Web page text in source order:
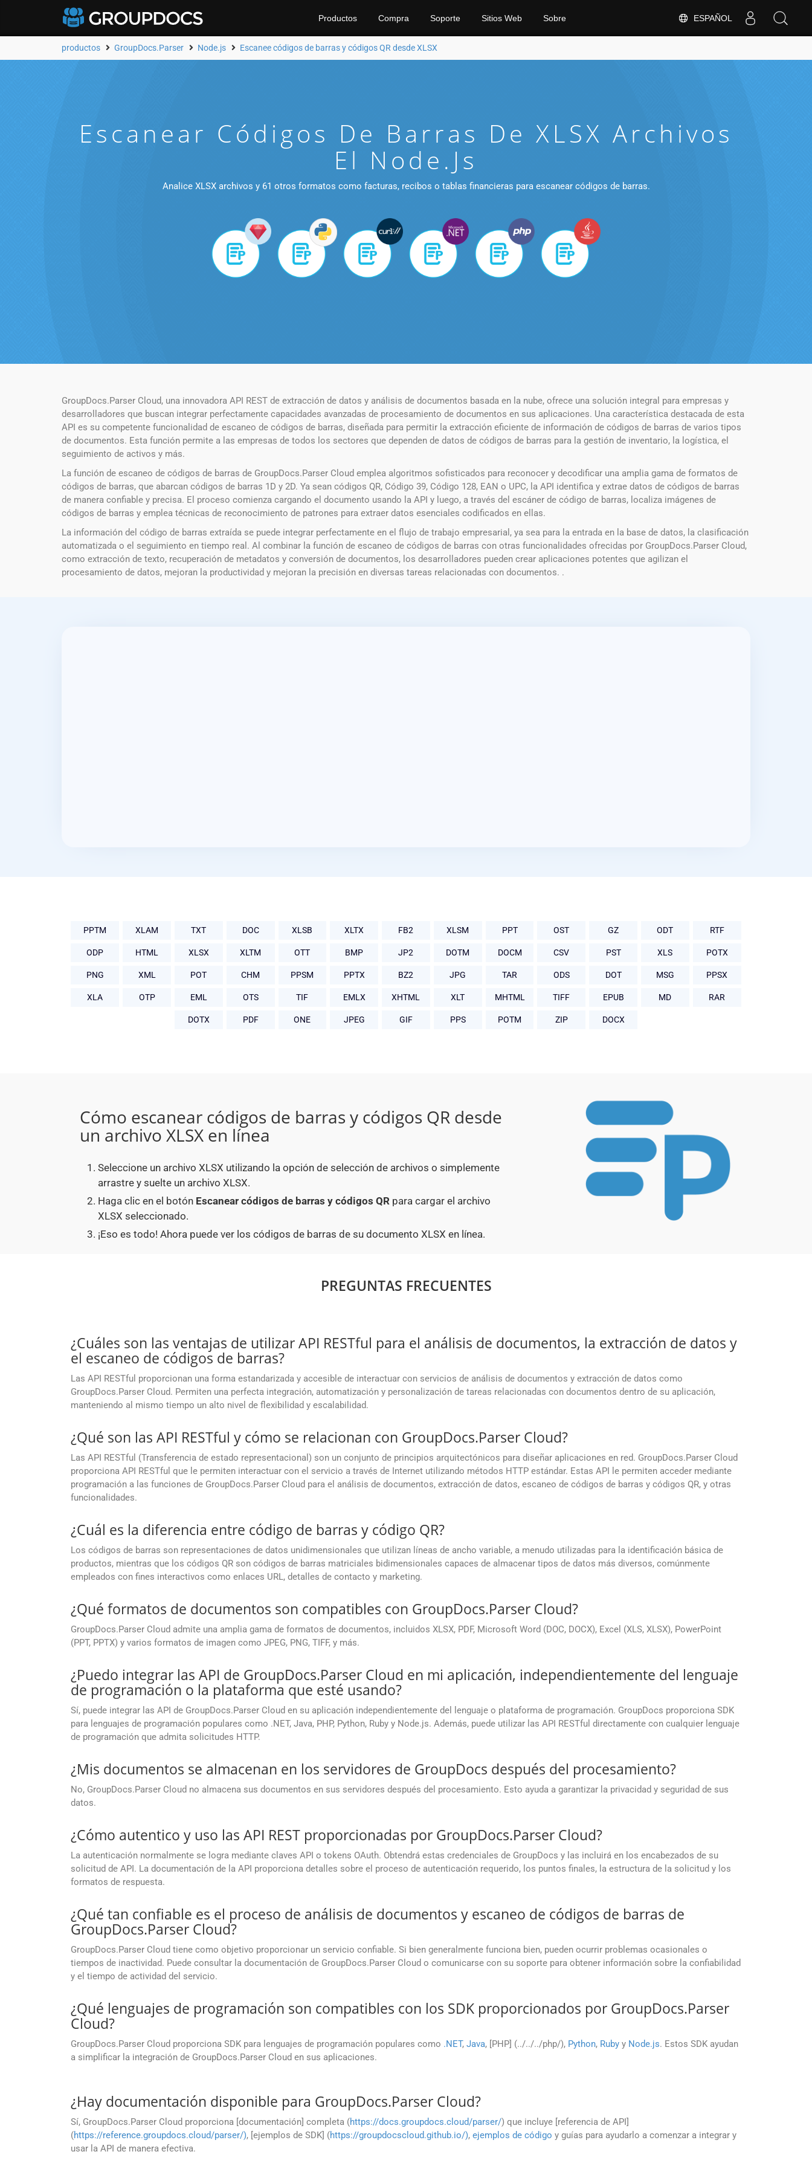
ESPAÑOL
Productos Compra Soporte Sitios Web Sobre
productos GroupDocs.Parser Node.js Escanee códigos de barras y códigos QR desde XLSX
Escanear Códigos De Barras De XLSX Archivos
El Node.js
Analice XLSX archivos y 61 otros formatos como facturas, recibos o tablas financieras para escanear códigos de barras.
GroupDocs.Parser Cloud, una innovadora API REST de extracción de datos y análisis de documentos basada en la nube, ofrece una solución integral para empresas y
desarrolladores que buscan integrar perfectamente capacidades avanzadas de procesamiento de documentos en sus aplicaciones. Una característica destacada de esta
API es su competente funcionalidad de escaneo de códigos de barras, diseñada para permitir la extracción eficiente de información de códigos de barras de varios tipos
de documentos. Esta función permite a las empresas de todos los sectores que dependen de datos de códigos de barras para la gestión de inventario, la logística, el
seguimiento de activos y más.
La función de escaneo de códigos de barras de GroupDocs.Parser Cloud emplea algoritmos sofisticados para reconocer y decodificar una amplia gama de formatos de
códigos de barras, que abarcan códigos de barras 1D y 2D. Ya sean códigos QR, Código 39, Código 128, EAN o UPC, la API identifica y extrae datos de códigos de barras
de manera confiable y precisa. El proceso comienza cargando el documento usando la API y luego, a través del escáner de código de barras, localiza imágenes de
códigos de barras y emplea técnicas de reconocimiento de patrones para extraer datos esenciales codificados en ellas.
La información del código de barras extraída se puede integrar perfectamente en el flujo de trabajo empresarial, ya sea para la entrada en la base de datos, la clasificación
automatizada o el seguimiento en tiempo real. Al combinar la función de escaneo de códigos de barras con otras funcionalidades ofrecidas por GroupDocs.Parser Cloud,
como extracción de texto, recuperación de metadatos y conversión de documentos, los desarrolladores pueden crear aplicaciones potentes que agilizan el
procesamiento de datos, mejoran la productividad y mejoran la precisión en diversas tareas relacionadas con documentos. .
PPTM XLAM TXT DOC XLSB XLTX FB2 XLSM PPT OST GZ ODT RTF
ODP HTML XLSX XLTM OTT BMP JP2 DOTM DOCM CSV PST XLS POTX
PNG XML POT CHM PPSM PPTX BZ2 JPG TAR ODS DOT MSG PPSX
XLA OTP EML OTS TIF EMLX XHTML XLT MHTML TIFF EPUB MD RAR
DOTX PDF ONE JPEG GIF PPS POTM ZIP DOCX
Cómo escanear códigos de barras y códigos QR desde
un archivo XLSX en línea
Seleccione un archivo XLSX utilizando la opción de selección de archivos o simplemente
arrastre y suelte un archivo XLSX.
Haga clic en el botón Escanear códigos de barras y códigos QR para cargar el archivo
XLSX seleccionado.
¡Eso es todo! Ahora puede ver los códigos de barras de su documento XLSX en línea.
PREGUNTAS FRECUENTES
¿Cuáles son las ventajas de utilizar API RESTful para el análisis de documentos, la extracción de datos y
el escaneo de códigos de barras?
Las API RESTful proporcionan una forma estandarizada y accesible de interactuar con servicios de análisis de documentos y extracción de datos como
GroupDocs.Parser Cloud. Permiten una perfecta integración, automatización y personalización de tareas relacionadas con documentos dentro de su aplicación,
manteniendo al mismo tiempo un alto nivel de flexibilidad y escalabilidad.
¿Qué son las API RESTful y cómo se relacionan con GroupDocs.Parser Cloud?
Las API RESTful (Transferencia de estado representacional) son un conjunto de principios arquitectónicos para diseñar aplicaciones en red. GroupDocs.Parser Cloud
proporciona API RESTful que le permiten interactuar con el servicio a través de Internet utilizando métodos HTTP estándar. Estas API le permiten acceder mediante
programación a las funciones de GroupDocs.Parser Cloud para el análisis de documentos, extracción de datos, escaneo de códigos de barras y códigos QR, y otras
funcionalidades.
¿Cuál es la diferencia entre código de barras y código QR?
Los códigos de barras son representaciones de datos unidimensionales que utilizan líneas de ancho variable, a menudo utilizadas para la identificación básica de
productos, mientras que los códigos QR son códigos de barras matriciales bidimensionales capaces de almacenar tipos de datos más diversos, comúnmente
empleados con fines interactivos como enlaces URL, detalles de contacto y marketing.
¿Qué formatos de documentos son compatibles con GroupDocs.Parser Cloud?
GroupDocs.Parser Cloud admite una amplia gama de formatos de documentos, incluidos XLSX, PDF, Microsoft Word (DOC, DOCX), Excel (XLS, XLSX), PowerPoint
(PPT, PPTX) y varios formatos de imagen como JPEG, PNG, TIFF, y más.
¿Puedo integrar las API de GroupDocs.Parser Cloud en mi aplicación, independientemente del lenguaje
de programación o la plataforma que esté usando?
Sí, puede integrar las API de GroupDocs.Parser Cloud en su aplicación independientemente del lenguaje o plataforma de programación. GroupDocs proporciona SDK
para lenguajes de programación populares como .NET, Java, PHP, Python, Ruby y Node.js. Además, puede utilizar las API RESTful directamente con cualquier lenguaje
de programación que admita solicitudes HTTP.
¿Mis documentos se almacenan en los servidores de GroupDocs después del procesamiento?
No, GroupDocs.Parser Cloud no almacena sus documentos en sus servidores después del procesamiento. Esto ayuda a garantizar la privacidad y seguridad de sus
datos.
¿Cómo autentico y uso las API REST proporcionadas por GroupDocs.Parser Cloud?
La autenticación normalmente se logra mediante claves API o tokens OAuth. Obtendrá estas credenciales de GroupDocs y las incluirá en los encabezados de su
solicitud de API. La documentación de la API proporciona detalles sobre el proceso de autenticación requerido, los puntos finales, la estructura de la solicitud y los
formatos de respuesta.
¿Qué tan confiable es el proceso de análisis de documentos y escaneo de códigos de barras de
GroupDocs.Parser Cloud?
GroupDocs.Parser Cloud tiene como objetivo proporcionar un servicio confiable. Si bien generalmente funciona bien, pueden ocurrir problemas ocasionales o
tiempos de inactividad. Puede consultar la documentación de GroupDocs.Parser Cloud o comunicarse con su soporte para obtener información sobre la confiabilidad
y el tiempo de actividad del servicio.
¿Qué lenguajes de programación son compatibles con los SDK proporcionados por GroupDocs.Parser
Cloud?
GroupDocs.Parser Cloud proporciona SDK para lenguajes de programación populares como .NET, Java, [PHP] (../../../php/), Python, Ruby y Node.js. Estos SDK ayudan
a simplificar la integración de GroupDocs.Parser Cloud en sus aplicaciones.
¿Hay documentación disponible para GroupDocs.Parser Cloud?
Sí, GroupDocs.Parser Cloud proporciona [documentación] completa (https://docs.groupdocs.cloud/parser/) que incluye [referencia de API]
(https://reference.groupdocs.cloud/parser/), [ejemplos de SDK] (https://groupdocscloud.github.io/), ejemplos de código y guías para ayudarlo a comenzar a integrar y
usar la API de manera efectiva.